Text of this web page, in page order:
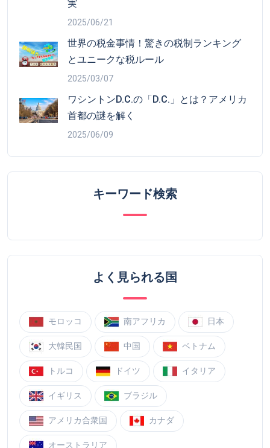
実
2025/06/21
世界の税金事情！驚きの税制ランキング
とユニークな税ルール
2025/03/07
ワシントンD.C.の「D.C.」とは？アメリカ
首都の謎を解く
2025/06/09
キーワード検索
よく見られる国
モロッコ 南アフリカ 日本
大韓民国 中国 ベトナム
トルコ ドイツ イタリア
イギリス ブラジル
アメリカ合衆国 カナダ
オーストラリア